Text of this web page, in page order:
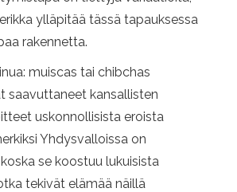
ylläpitää tässä tapauksessa
rakennetta.
muiscas tai chibchas
saavuttaneet kansallisten
uskonnollisista eroista
Yhdysvalloissa on
se koostuu lukuisista
tekivät elämää näillä